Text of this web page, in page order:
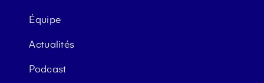
Équipe
Actualités
Podcast